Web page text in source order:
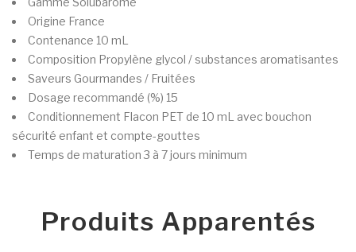
Origine France
Contenance 10 mL
Composition Propylène glycol / substances aromatisantes
Saveurs Gourmandes / Fruitées
Dosage recommandé (%) 15
Conditionnement Flacon PET de 10 mL avec bouchon
sécurité enfant et compte-gouttes
Temps de maturation 3 à 7 jours minimum
Produits Apparentés